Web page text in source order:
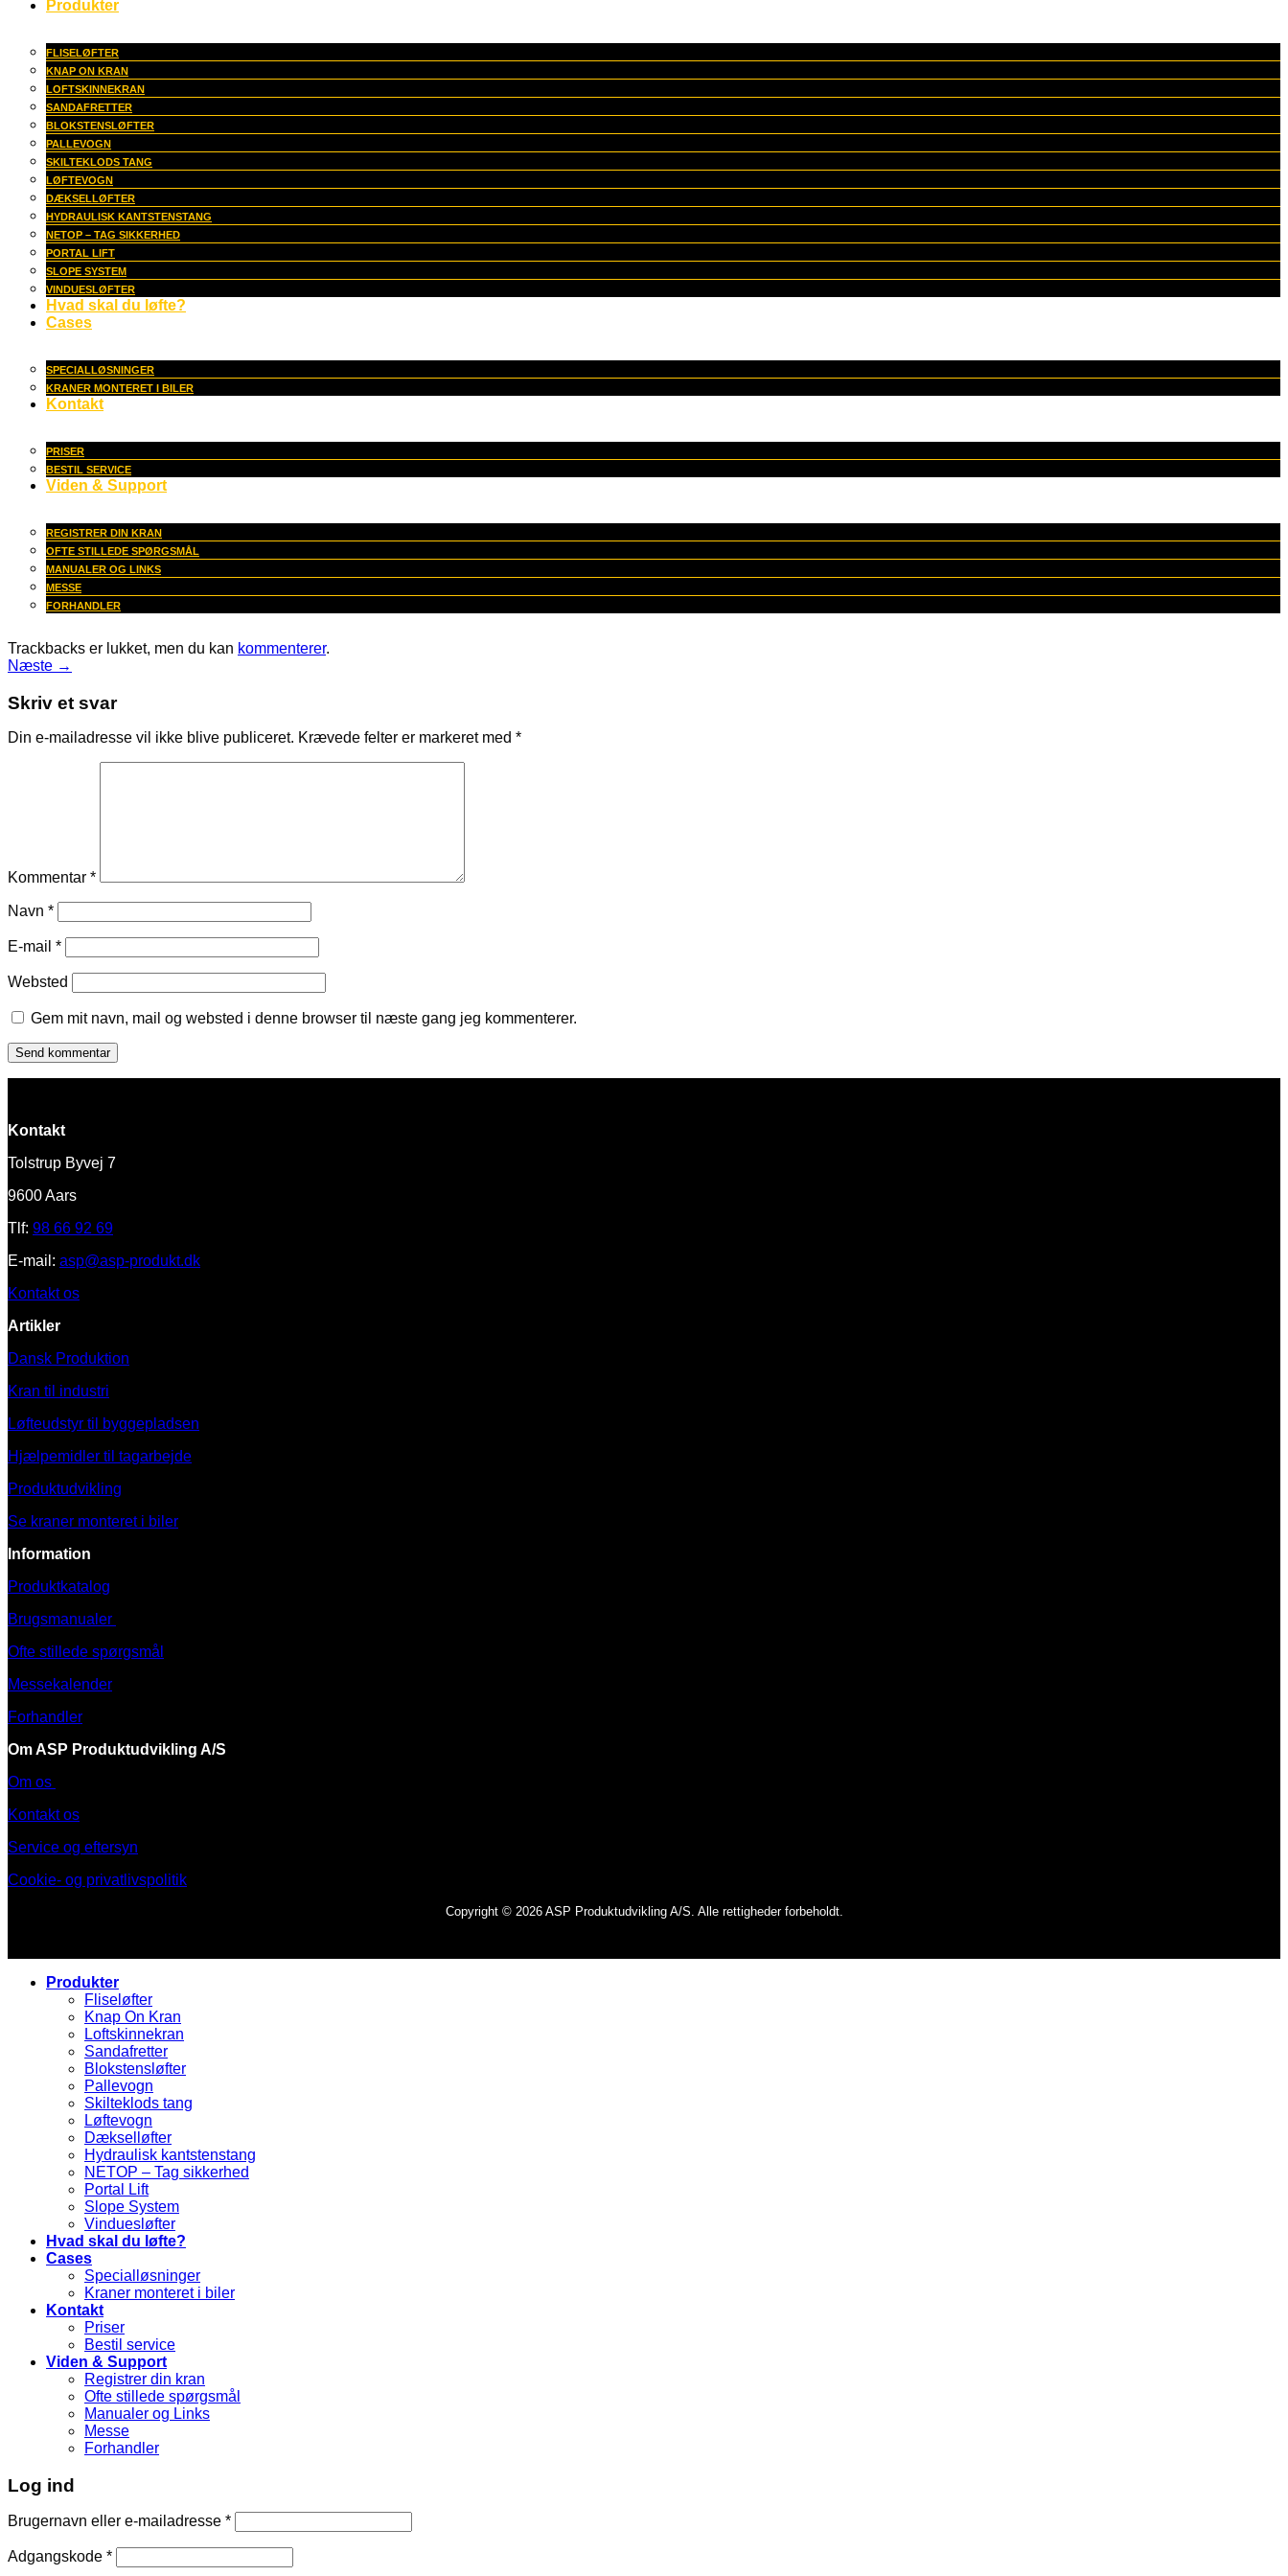
Produkter
FLISELØFTER
KNAP ON KRAN
LOFTSKINNEKRAN
SANDAFRETTER
BLOKSTENSLØFTER
PALLEVOGN
SKILTEKLODS TANG
LØFTEVOGN
DÆKSELLØFTER
HYDRAULISK KANTSTENSTANG
NETOP – TAG SIKKERHED
PORTAL LIFT
SLOPE SYSTEM
VINDUESLØFTER
Hvad skal du løfte?
Cases
SPECIALLØSNINGER
KRANER MONTERET I BILER
Kontakt
PRISER
BESTIL SERVICE
Viden & Support
REGISTRER DIN KRAN
OFTE STILLEDE SPØRGSMÅL
MANUALER OG LINKS
MESSE
FORHANDLER
Trackbacks er lukket, men du kan kommenterer.
Næste →
Skriv et svar
Din e-mailadresse vil ikke blive publiceret. Krævede felter er markeret med *
Kommentar *
Navn *
E-mail *
Websted
Gem mit navn, mail og websted i denne browser til næste gang jeg kommenterer.
Kontakt
Tolstrup Byvej 7
9600 Aars
Tlf: 98 66 92 69
E-mail: asp@asp-produkt.dk
Kontakt os
Artikler
Dansk Produktion
Kran til industri
Løfteudstyr til byggepladsen
Hjælpemidler til tagarbejde
Produktudvikling
Se kraner monteret i biler
Information
Produktkatalog
Brugsmanualer
Ofte stillede spørgsmål
Messekalender
Forhandler
Om ASP Produktudvikling A/S
Om os
Kontakt os
Service og eftersyn
Cookie- og privatlivspolitik
Copyright © 2026 ASP Produktudvikling A/S. Alle rettigheder forbeholdt.
Produkter
Fliseløfter
Knap On Kran
Loftskinnekran
Sandafretter
Blokstensløfter
Pallevogn
Skilteklods tang
Løftevogn
Dækselløfter
Hydraulisk kantstenstang
NETOP – Tag sikkerhed
Portal Lift
Slope System
Vinduesløfter
Hvad skal du løfte?
Cases
Specialløsninger
Kraner monteret i biler
Kontakt
Priser
Bestil service
Viden & Support
Registrer din kran
Ofte stillede spørgsmål
Manualer og Links
Messe
Forhandler
Log ind
Brugernavn eller e-mailadresse *
Adgangskode *